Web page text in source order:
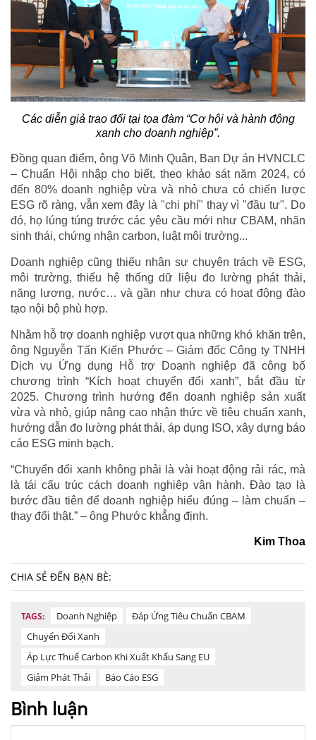
Các diễn giả trao đổi tại tọa đàm “Cơ hội và hành động
xanh cho doanh nghiệp”.
Đồng quan điểm, ông Võ Minh Quân, Ban Dự án HVNCLC
– Chuẩn Hội nhập cho biết, theo khảo sát năm 2024, có
đến 80% doanh nghiệp vừa và nhỏ chưa có chiến lược
ESG rõ ràng, vẫn xem đây là "chi phí" thay vì "đầu tư". Do
đó, họ lúng túng trước các yêu cầu mới như CBAM, nhãn
sinh thái, chứng nhận carbon, luật môi trường...
Doanh nghiệp cũng thiếu nhân sự chuyên trách về ESG,
môi trường, thiếu hệ thống dữ liệu đo lường phát thải,
năng lượng, nước… và gần như chưa có hoạt động đào
tạo nội bộ phù hợp.
Nhằm hỗ trợ doanh nghiệp vượt qua những khó khăn trên,
ông Nguyễn Tấn Kiến Phước – Giám đốc Công ty TNHH
Dịch vụ Ứng dụng Hỗ trợ Doanh nghiệp đã công bố
chương trình “Kích hoạt chuyển đổi xanh”, bắt đầu từ
2025. Chương trình hướng đến doanh nghiệp sản xuất
vừa và nhỏ, giúp nâng cao nhận thức về tiêu chuẩn xanh,
hướng dẫn đo lường phát thải, áp dụng ISO, xây dựng báo
cáo ESG minh bạch.
“Chuyển đổi xanh không phải là vài hoạt động rải rác, mà
là tái cấu trúc cách doanh nghiệp vận hành. Đào tạo là
bước đầu tiên để doanh nghiệp hiểu đúng – làm chuẩn –
thay đổi thật.” – ông Phước khẳng định.
Kim Thoa
CHIA SẺ ĐẾN BẠN BÈ:
TAGS: Doanh Nghiệp
Đáp Ứng Tiêu Chuẩn CBAM
Chuyển Đổi Xanh
Áp Lực Thuế Carbon Khi Xuất Khẩu Sang EU
Giảm Phát Thải
Báo Cáo ESG
Bình luận